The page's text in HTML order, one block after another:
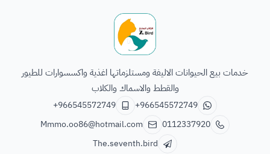
خدمات بيع الحيوانات الاليفة ومستلزماتها اغذية واكسسوارات للطيور
والقطط والاسماك والكلاب
+966545572749
+966545572749
0112337920
Mmmo.oo86@hotmail.com
The.seventh.bird